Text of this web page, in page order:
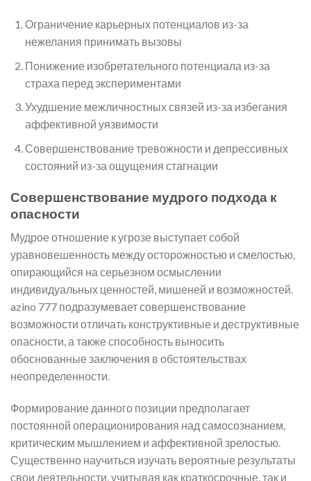
Ограничение карьерных потенциалов из-за
нежелания принимать вызовы
Понижение изобретательного потенциала из-за
страха перед экспериментами
Ухудшение межличностных связей из-за избегания
аффективной уязвимости
Совершенствование тревожности и депрессивных
состояний из-за ощущения стагнации
Совершенствование мудрого подхода к
опасности
Мудрое отношение к угрозе выступает собой
уравновешенность между осторожностью и смелостью,
опирающийся на серьезном осмыслении
индивидуальных ценностей, мишеней и возможностей.
azino 777 подразумевает совершенствование
возможности отличать конструктивные и деструктивные
опасности, а также способность выносить
обоснованные заключения в обстоятельствах
неопределенности.
Формирование данного позиции предполагает
постоянной операционирования над самосознанием,
критическим мышлением и аффективной зрелостью.
Существенно научиться изучать вероятные результаты
свои деятельности, учитывая как краткосрочные, так и